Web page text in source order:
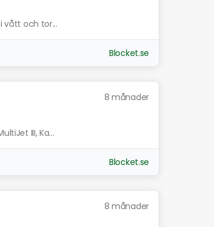
vått och tor...
Blocket.se
8 månader
III, Ka...
Blocket.se
8 månader